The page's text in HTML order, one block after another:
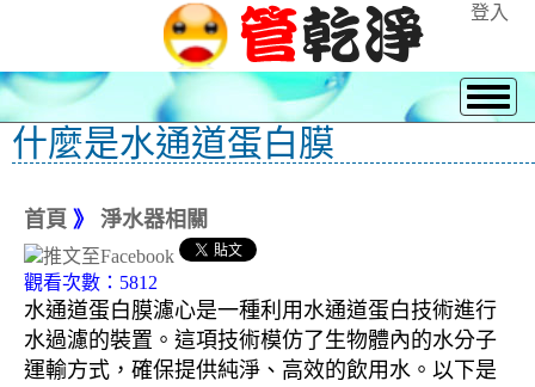
登入
什麼是水通道蛋白膜
首頁 》 淨水器相關
觀看次數：5812
水通道蛋白膜濾心是一種利用水通道蛋白技術進行
水過濾的裝置。這項技術模仿了生物體內的水分子
運輸方式，確保提供純淨、高效的飲用水。以下是